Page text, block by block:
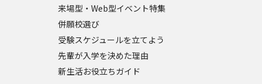
来場型・Web型イベント特集
併願校選び
受験スケジュールを立てよう
先輩が入学を決めた理由
新生活お役立ちガイド